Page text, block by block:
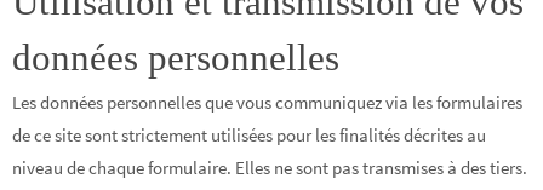
données personnelles
Les données personnelles que vous communiquez via les formulaires
de ce site sont strictement utilisées pour les finalités décrites au
niveau de chaque formulaire. Elles ne sont pas transmises à des tiers.